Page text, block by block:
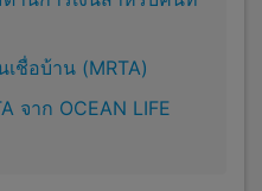
ชื่อบ้าน (MRTA)
จาก OCEAN LIFE